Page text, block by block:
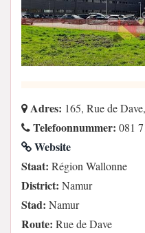
Adres: 165, Rue de
Telefoonnummer: 081
Website
Staat: Région Wallonne
District: Namur
Stad: Namur
Route: Rue de Dave